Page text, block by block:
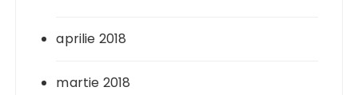
aprilie 2018
martie 2018